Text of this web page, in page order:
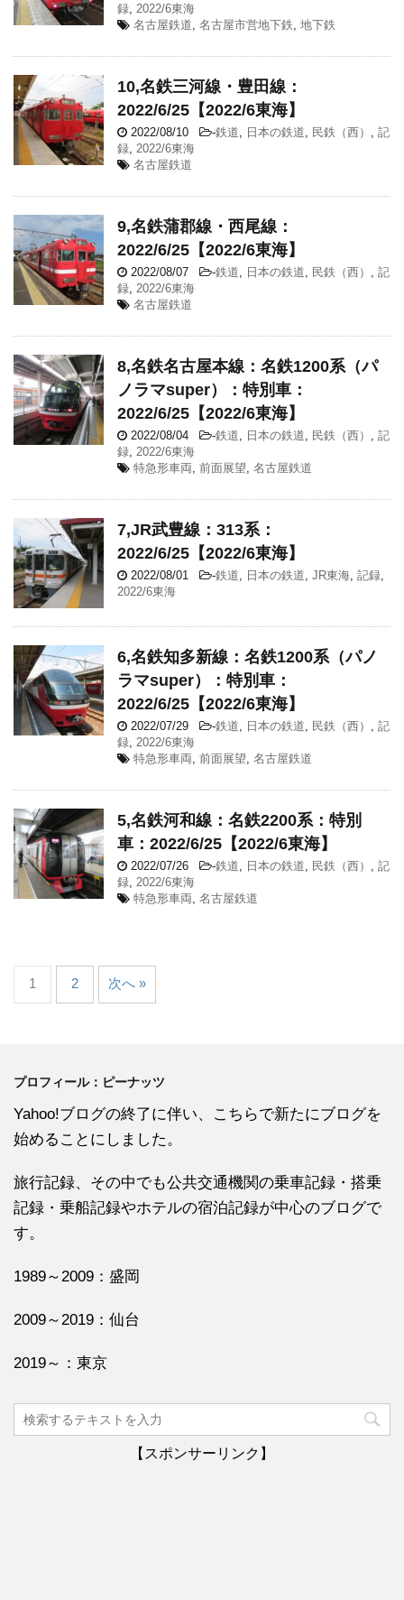
録 2022/6東海
名古屋鉄道 名古屋市営地下鉄 地下鉄
10,名鉄三河線・豊田線：
2022/6/25【2022/6東海】
2022/08/10 -鉄道 日本の鉄道 民鉄（西）
記
録 2022/6東海
名古屋鉄道
9,名鉄蒲郡線・西尾線：
2022/6/25【2022/6東海】
2022/08/07 -鉄道 日本の鉄道 民鉄（西）
記
録 2022/6東海
名古屋鉄道
8,名鉄名古屋本線：名鉄1200系（パ
ノラマsuper）：特別車：
2022/6/25【2022/6東海】
2022/08/04 -鉄道 日本の鉄道 民鉄（西）
記
録 2022/6東海
特急形車両 前面展望 名古屋鉄道
7,JR武豊線：313系：
2022/6/25【2022/6東海】
2022/08/01 -鉄道 日本の鉄道 JR東海 記録
2022/6東海
6,名鉄知多新線：名鉄1200系（パノ
ラマsuper）：特別車：
2022/6/25【2022/6東海】
2022/07/29 -鉄道 日本の鉄道 民鉄（西）
記
録 2022/6東海
特急形車両 前面展望 名古屋鉄道
5,名鉄河和線：名鉄2200系：特別
車：2022/6/25【2022/6東海】
2022/07/26 -鉄道 日本の鉄道 民鉄（西）
記
録 2022/6東海
特急形車両 名古屋鉄道
1 2 次へ »
プロフィール：ピーナッツ
Yahoo!ブログの終了に伴い、こちらで新たにブログを
始めることにしました。
旅行記録、その中でも公共交通機関の乗車記録・搭乗
記録・乗船記録やホテルの宿泊記録が中心のブログで
す。
1989～2009：盛岡
2009～2019：仙台
2019～：東京
【スポンサーリンク】